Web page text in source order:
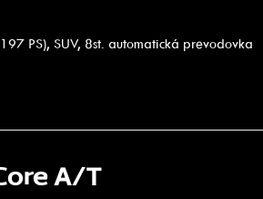
PS), SUV, 8st. automatická prevodovka
A/T